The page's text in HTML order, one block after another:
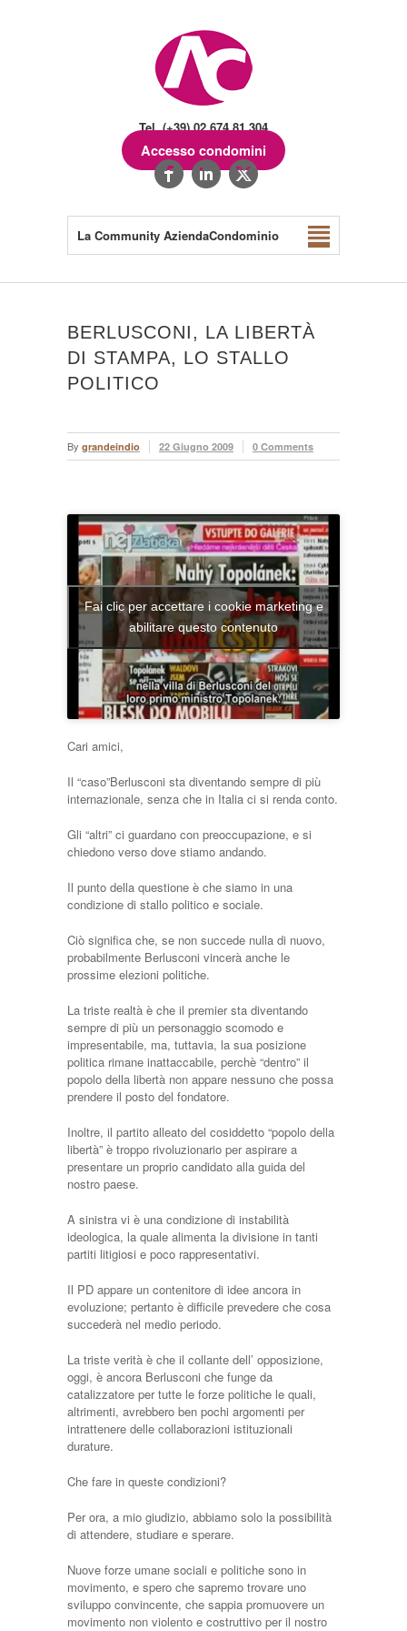
Tel. (+39) 02.674.81.304
Accesso condomini
La Community AziendaCondominio
BERLUSCONI, LA LIBERTÀ
DI STAMPA, LO STALLO
POLITICO
By grandeindio 22 Giugno 2009 0 Comments
Fai clic per accettare i cookie marketing e
abilitare questo contenuto
Cari amici,
Il “caso”Berlusconi sta diventando sempre di più
internazionale, senza che in Italia ci si renda conto.
Gli “altri” ci guardano con preoccupazione, e si
chiedono verso dove stiamo andando.
Il punto della questione è che siamo in una
condizione di stallo politico e sociale.
Ciò significa che, se non succede nulla di nuovo,
probabilmente Berlusconi vincerà anche le
prossime elezioni politiche.
La triste realtà è che il premier sta diventando
sempre di più un personaggio scomodo e
impresentabile, ma, tuttavia, la sua posizione
politica rimane inattaccabile, perchè “dentro” il
popolo della libertà non appare nessuno che possa
prendere il posto del fondatore.
Inoltre, il partito alleato del cosiddetto “popolo della
libertà” è troppo rivoluzionario per aspirare a
presentare un proprio candidato alla guida del
nostro paese.
A sinistra vi è una condizione di instabilità
ideologica, la quale alimenta la divisione in tanti
partiti litigiosi e poco rappresentativi.
Il PD appare un contenitore di idee ancora in
evoluzione; pertanto è difficile prevedere che cosa
succederà nel medio periodo.
La triste verità è che il collante dell’ opposizione,
oggi, è ancora Berlusconi che funge da
catalizzatore per tutte le forze politiche le quali,
altrimenti, avrebbero ben pochi argomenti per
intrattenere delle collaborazioni istituzionali
durature.
Che fare in queste condizioni?
Per ora, a mio giudizio, abbiamo solo la possibilità
di attendere, studiare e sperare.
Nuove forze umane sociali e politiche sono in
movimento, e spero che sapremo trovare uno
sviluppo convincente, che sappia promuovere un
movimento non violento e costruttivo per il nostro